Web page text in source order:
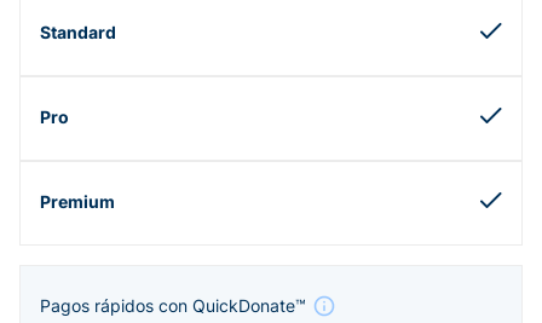
Pagos rápidos con QuickDonate™